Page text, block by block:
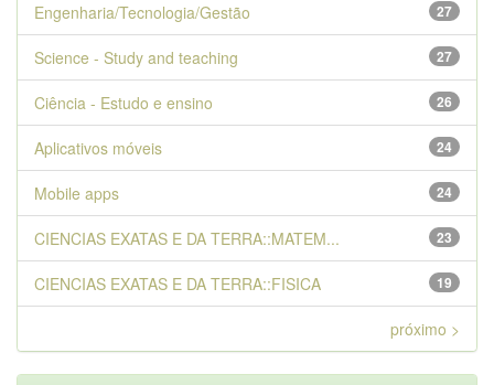
27
Engenharia/Tecnologia/Gestão
27
Science - Study and teaching
26
Ciência - Estudo e ensino
24
Aplicativos móveis
24
Mobile apps
23
CIENCIAS EXATAS E DA TERRA::MATEM...
19
CIENCIAS EXATAS E DA TERRA::FISICA
próximo >